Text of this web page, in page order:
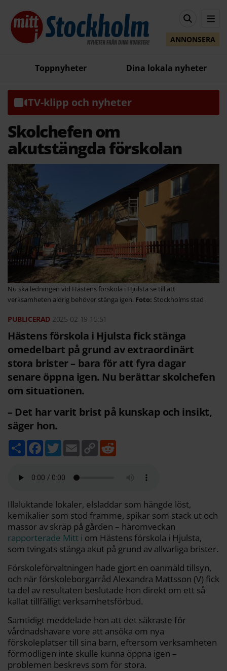
ANNONSERA
Toppnyheter Dina lokala nyheter
TV-klipp och nyheter
Skolchefen om
akutstängda förskolan
Nu ska ledningen vid Hästens förskola i Hjulsta se till att
verksamheten aldrig behöver stänga igen.
Stockholms stad
2025-02-19 15:51
Hästens förskola i Hjulsta fick stänga
omedelbart på grund av extraordinärt
stora brister – bara för att fyra dagar
senare öppna igen. Nu berättar skolchefen
om situationen.
– Det har varit brist på kunskap och insikt,
säger hon.
D
e
F
c
b
k
T
w
t
E
m
a
C
o
p
k
Illaluktande lokaler, elsladdar som hängde löst,
kemikalier som stod framme, spikar som stack ut och
massor av skräp på gården – häromveckan
rapporterade Mitt i om Hästens förskola i Hjulsta,
som tvingats stänga akut på grund av allvarliga brister.
Förskoleförvaltningen hade gjort en oanmäld tillsyn,
och när förskoleborgarråd Alexandra Mattsson (V) fick
ta del av resultaten beslutade hon direkt om ett så
kallat tillfälligt verksamhetsförbud.
Samtidigt meddelade hon att det säkraste för
vårdnadshavare vore att ansöka om nya
förskoleplatser till sina barn, eftersom verksamheten
förmodligen inte skulle kunna öppna igen –
problemen beskrevs som för stora.